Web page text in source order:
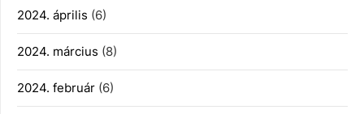
2024. április (6)
2024. március (8)
2024. február (6)